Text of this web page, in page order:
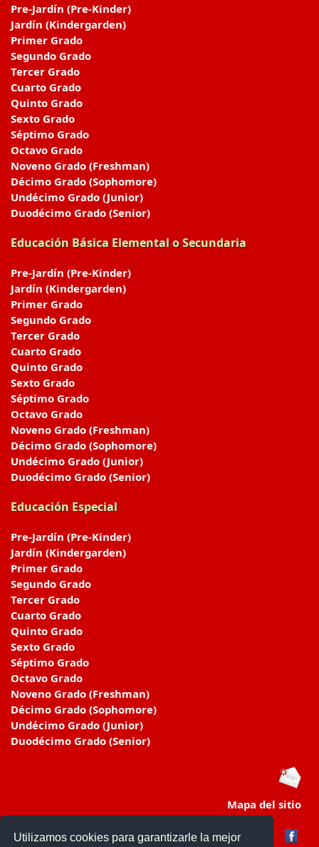
Utilizamos cookies para garantizarle la mejor
Pre-Jardín (Pre-Kinder)
Jardín (Kindergarden)
Primer Grado
Segundo Grado
Tercer Grado
Cuarto Grado
Quinto Grado
Sexto Grado
Séptimo Grado
Octavo Grado
Noveno Grado (Freshman)
Décimo Grado (Sophomore)
Undécimo Grado (Junior)
Duodécimo Grado (Senior)
Educación Básica Elemental o Secundaria
Pre-Jardín (Pre-Kinder)
Jardín (Kindergarden)
Primer Grado
Segundo Grado
Tercer Grado
Cuarto Grado
Quinto Grado
Sexto Grado
Séptimo Grado
Octavo Grado
Noveno Grado (Freshman)
Décimo Grado (Sophomore)
Undécimo Grado (Junior)
Duodécimo Grado (Senior)
Educación Especial
Pre-Jardín (Pre-Kinder)
Jardín (Kindergarden)
Primer Grado
Segundo Grado
Tercer Grado
Cuarto Grado
Quinto Grado
Sexto Grado
Séptimo Grado
Octavo Grado
Noveno Grado (Freshman)
Décimo Grado (Sophomore)
Undécimo Grado (Junior)
Duodécimo Grado (Senior)
Mapa del sitio